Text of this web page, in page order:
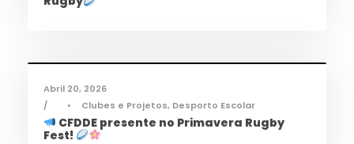
Abril 20, 2026
•
Clubes e Projetos, Desporto Escolar
CFDDE presente no Primavera Rugby
Fest!